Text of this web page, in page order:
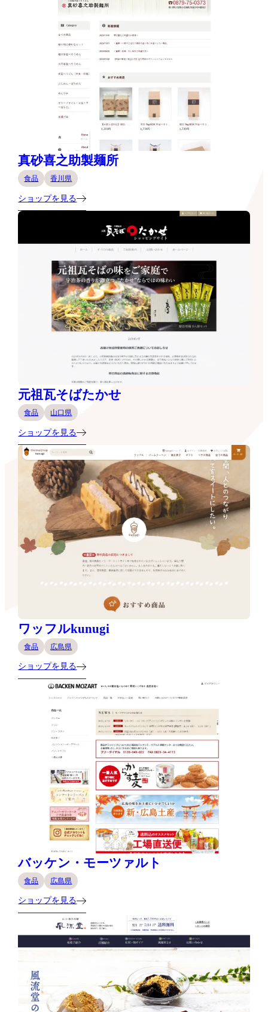
真砂喜之助製麺所
食品 香川県
ショップを見る
元祖瓦そばたかせ
食品 山口県
ショップを見る
ワッフルkunugi
食品 広島県
ショップを見る
バッケン・モーツァルト
食品 広島県
ショップを見る